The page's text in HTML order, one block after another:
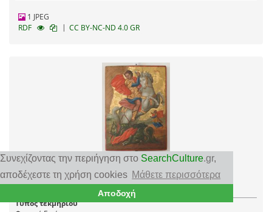
Συνεχίζοντας την περιήγηση στο SearchCulture.gr,
αποδέχεστε τη χρήση cookies Μάθετε περισσότερα
Αποδοχή
1 JPEG
RDF
| CC BY-NC-ND 4.0 GR
Ο Άγιος Γεώργιος δρακοντοκτόνος
Χρονολόγηση
Τύπος τεκμηρίου